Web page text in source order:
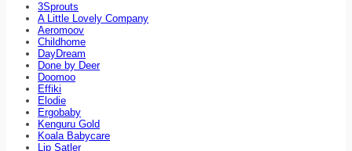
3Sprouts
A Little Lovely Company
Aeromoov
Childhome
DayDream
Done by Deer
Doomoo
Effiki
Elodie
Ergobaby
Kenguru Gold
Koala Babycare
Lip Satler